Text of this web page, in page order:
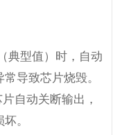
典型值）时，自动
导致芯片烧毁。
自动关断输出，
。